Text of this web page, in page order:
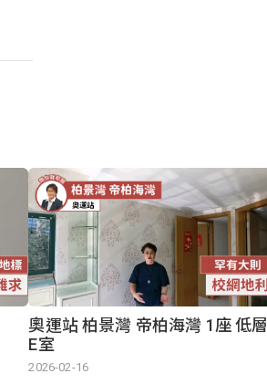
奧運站 柏景灣 帝柏海灣 1座 低層
E室
2026-02-16